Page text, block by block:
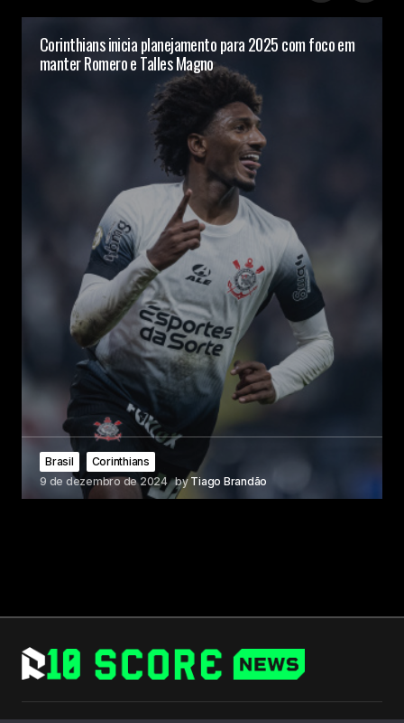
Corinthians inicia planejamento para 2025 com foco em
manter Romero e Talles Magno
Brasil
Corinthians
9 de dezembro de 2024 by Tiago Brandão